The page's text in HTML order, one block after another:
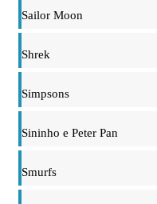
Sailor Moon
Shrek
Simpsons
Sininho e Peter Pan
Smurfs